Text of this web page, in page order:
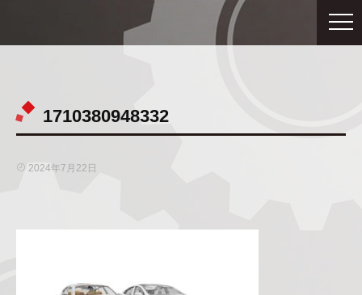
1710380948332
2024年7月22日